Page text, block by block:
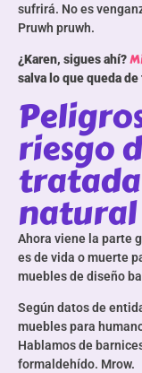
sufrirá. No es
Pruwh pruwh.
¿Karen, sigues ahí?
salva lo que queda de
riesgo
natural
Ahora viene la parte
es de vida o muerte
muebles de diseño
Según datos de
muebles para
Hablamos de
formaldehído. Mrow.